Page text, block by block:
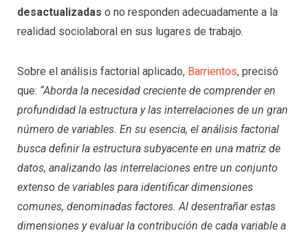
desactualizadas o no responden adecuadamente a la
realidad sociolaboral en sus lugares de trabajo.
Sobre el análisis factorial aplicado, Barrientos, precisó
que: “Aborda la necesidad creciente de comprender en
profundidad la estructura y las interrelaciones de un gran
número de variables. En su esencia, el análisis factorial
busca definir la estructura subyacente en una matriz de
datos, analizando las interrelaciones entre un conjunto
extenso de variables para identificar dimensiones
comunes, denominadas factores. Al desentrañar estas
dimensiones y evaluar la contribución de cada variable a